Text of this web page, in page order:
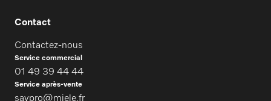
Contact
Contactez-nous
Service commercial
01 49 39 44 44
Service après-vente
savpro@miele.fr